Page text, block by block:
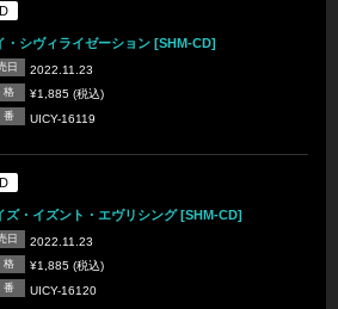
・シヴィライゼーション [SHM-CD]
日 2022.11.23
格 ¥1,885 (税込)
番 UICY-16119
ズ・イズント・エヴリシング [SHM-CD]
日 2022.11.23
格 ¥1,885 (税込)
番 UICY-16120